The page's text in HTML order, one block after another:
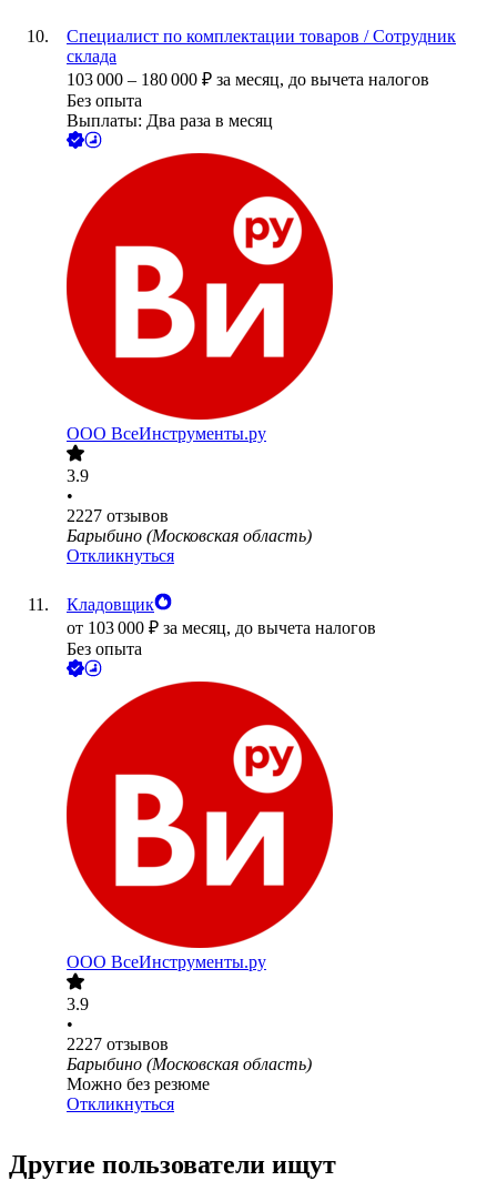
Специалист по комплектации товаров / Сотрудник
склада
103 000 – 180 000 ₽ за месяц, до вычета налогов
Без опыта
Выплаты: Два раза в месяц
ООО ВсеИнструменты.ру
3.9
•
2227 отзывов
Барыбино (Московская область)
Откликнуться
Кладовщик
от 103 000 ₽ за месяц, до вычета налогов
Без опыта
ООО ВсеИнструменты.ру
3.9
•
2227 отзывов
Барыбино (Московская область)
Можно без резюме
Откликнуться
Другие пользователи ищут